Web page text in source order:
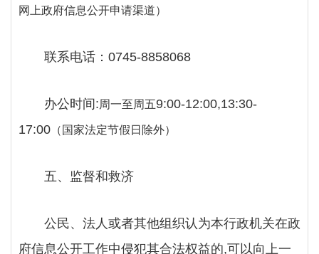
网上政府信息公开申请渠道）
联系电话： 0745-8858068
办公时间 :周一至周五9:00-12:00,13:30-
17:00 （国家法定节假日除外）
五、监督和救济
公民、法人或者其他组织认为本行政机关在政
府信息公开工作中侵犯其合法权益的,可以向上一